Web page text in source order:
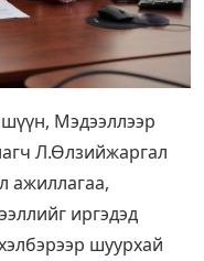
Мэдээллээр
Л.Өлзийжаргал
ажиллагаа,
иргэдэд
шуурхай